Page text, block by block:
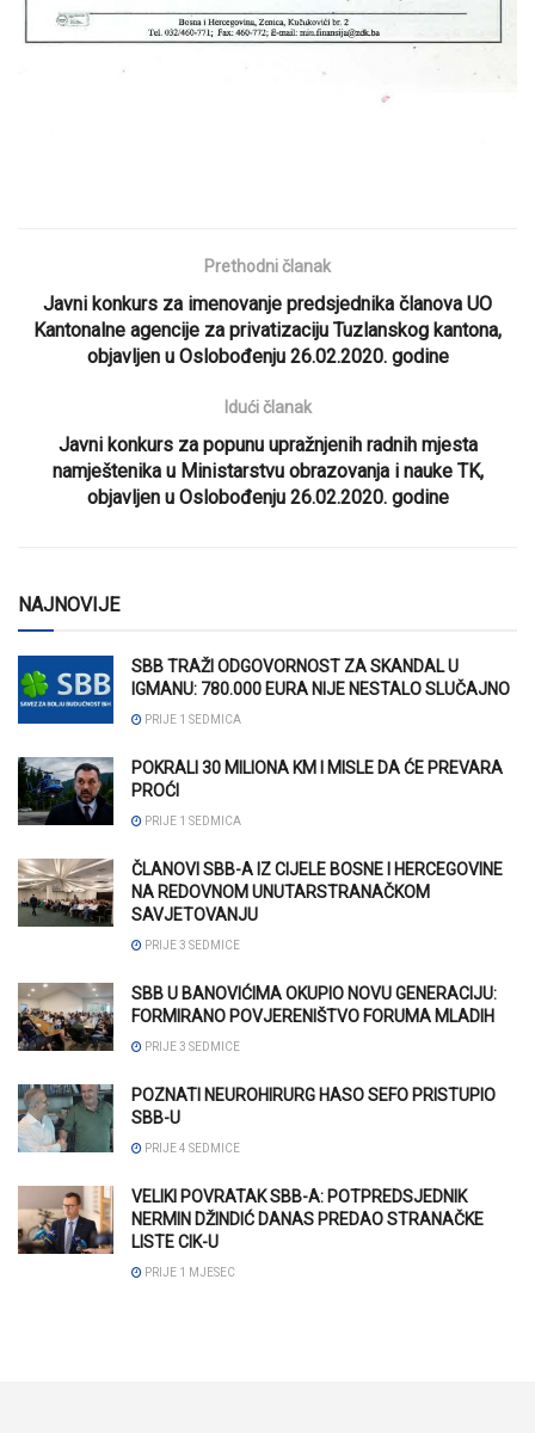
Prethodni članak
Javni konkurs za imenovanje predsjednika članova UO
Kantonalne agencije za privatizaciju Tuzlanskog kantona,
objavljen u Oslobođenju 26.02.2020. godine
Idući članak
Javni konkurs za popunu upražnjenih radnih mjesta
namještenika u Ministarstvu obrazovanja i nauke TK,
objavljen u Oslobođenju 26.02.2020. godine
NAJNOVIJE
SBB TRAŽI ODGOVORNOST ZA SKANDAL U
IGMANU: 780.000 EURA NIJE NESTALO SLUČAJNO
PRIJE 1 SEDMICA
POKRALI 30 MILIONA KM I MISLE DA ĆE PREVARA
PROĆI
PRIJE 1 SEDMICA
ČLANOVI SBB-A IZ CIJELE BOSNE I HERCEGOVINE
NA REDOVNOM UNUTARSTRANAČKOM
SAVJETOVANJU
PRIJE 3 SEDMICE
SBB U BANOVIĆIMA OKUPIO NOVU GENERACIJU:
FORMIRANO POVJERENIŠTVO FORUMA MLADIH
PRIJE 3 SEDMICE
POZNATI NEUROHIRURG HASO SEFO PRISTUPIO
SBB-U
PRIJE 4 SEDMICE
VELIKI POVRATAK SBB-A: POTPREDSJEDNIK
NERMIN DŽINDIĆ DANAS PREDAO STRANAČKE
LISTE CIK-U
PRIJE 1 MJESEC